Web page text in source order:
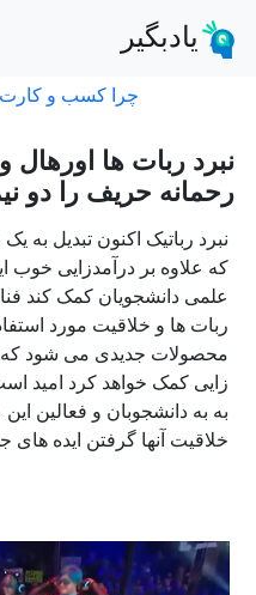
یادبگیر
چرا کسب و کارت
نبرد ربات ها اورهال
رحمانه حریف را دو
نبرد رباتیک اکنون تبدیل
که علاوه بر درآمدزایی خوب
علمی دانشجویان کمک کند
ربات ها و خلاقیت مورد
محصولات جدیدی می شود که
زایی کمک خواهد کرد امید
به به دانشجوبان و فعالین
خلاقیت آنها گرفتن ایده های